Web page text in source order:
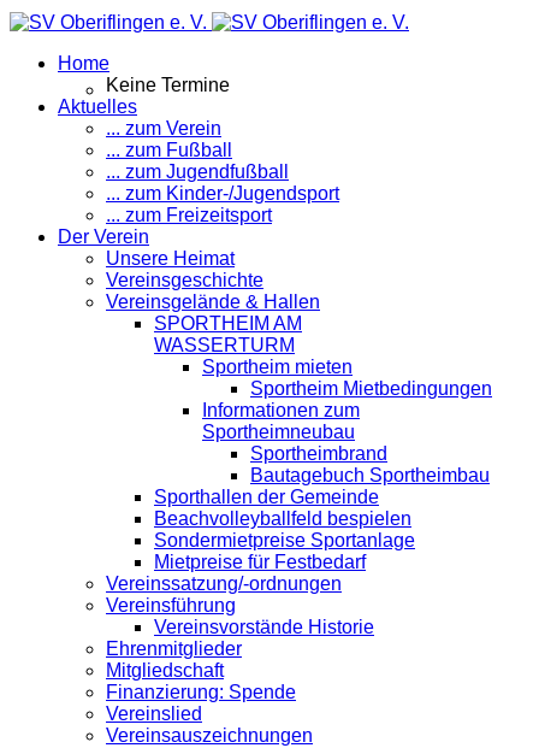
Home
Keine Termine
Aktuelles
... zum Verein
... zum Fußball
... zum Jugendfußball
... zum Kinder-/Jugendsport
... zum Freizeitsport
Der Verein
Unsere Heimat
Vereinsgeschichte
Vereinsgelände & Hallen
SPORTHEIM AM
WASSERTURM
Sportheim mieten
Sportheim Mietbedingungen
Informationen zum
Sportheimneubau
Sportheimbrand
Bautagebuch Sportheimbau
Sporthallen der Gemeinde
Beachvolleyballfeld bespielen
Sondermietpreise Sportanlage
Mietpreise für Festbedarf
Vereinssatzung/-ordnungen
Vereinsführung
Vereinsvorstände Historie
Ehrenmitglieder
Mitgliedschaft
Finanzierung: Spende
Vereinslied
Vereinsauszeichnungen